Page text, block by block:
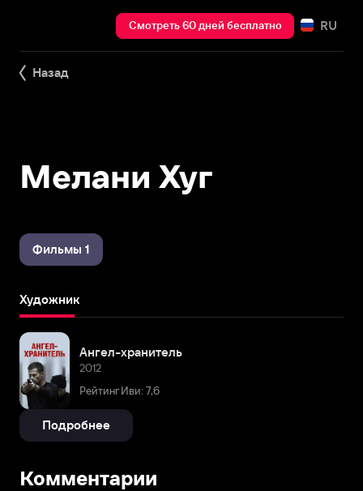
Смотреть 60 дней бесплатно RU
Назад
Мелани Хуг
Фильмы 1
Художник
Ангел-хранитель
2012
Рейтинг Иви: 7,6
Подробнее
Комментарии